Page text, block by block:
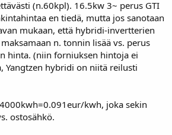
(n.60kpl). 16.5kw 3~ perus GTI
en tiedä, mutta jos sanotaan
mukaan, että hybridi-invertterien
n. tonnin lisää vs. perus
hinta. (niin forniuksen hintoja ei
Yangtzen hybridi on niitä reilusti
kwh, joka sekin
ostosähkö.